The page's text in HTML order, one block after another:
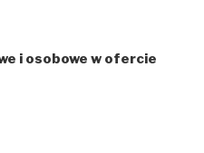
i osobowe w ofercie